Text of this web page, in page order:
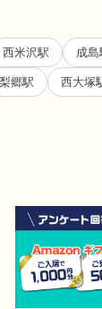
西米沢駅 成島
梨郷駅 西大塚